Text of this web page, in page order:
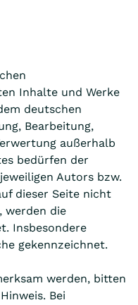
Inhalte und Werke
deutschen
Bearbeitung,
außerhalb
bedürfen der
Autors bzw.
dieser Seite nicht
werden die
Insbesondere
gekennzeichnet.
werden, bitten
Bei